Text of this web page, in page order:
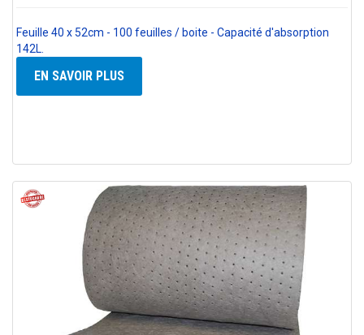
Feuille 40 x 52cm - 100 feuilles / boite - Capacité d'absorption
142L.
EN SAVOIR PLUS